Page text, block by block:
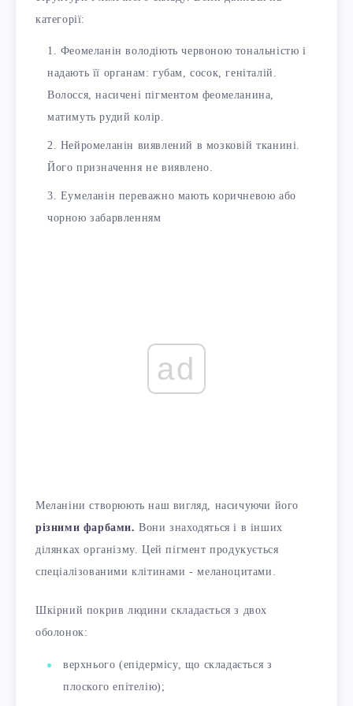
категорії:
Феомеланін володіють червоною тональністю і
надають її органам: губам, сосок, геніталій.
Волосся, насичені пігментом феомеланина,
матимуть рудий колір.
Нейромеланін виявлений в мозковій тканині.
Його призначення не виявлено.
Еумеланін переважно мають коричневою або
чорною забарвленням
ad
Меланіни створюють наш вигляд, насичуючи його
різними фарбами. Вони знаходяться і в інших
ділянках організму. Цей пігмент продукується
спеціалізованими клітинами - меланоцитами.
Шкірний покрив людини складається з двох
оболонок:
верхнього (епідермісу, що складається з
плоского епітелію);